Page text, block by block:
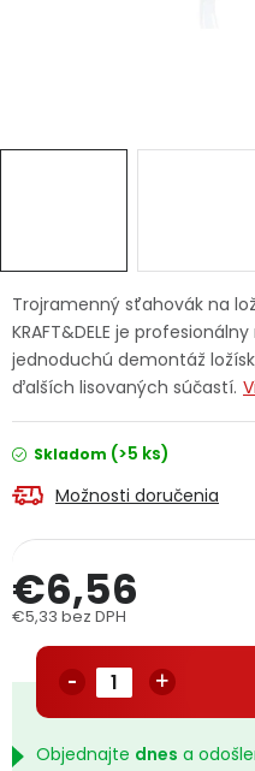
Servis náradia
Doprava a platba
Kontakty
Reklamačný formulár
Obchodné podmienky
Podmienky ochrany
Přihlášení
Trojramenný sťahovák na
KRAFT&DELE je
jednoduchú demontáž
ďalších lisovaných súčastí.
Skladom (>5 ks)
Možnosti doručenia
€6,56
€5,33 bez DPH
Objednajte dnes a